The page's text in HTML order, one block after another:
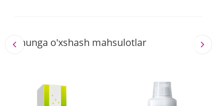
Shunga o'xshash mahsulotlar